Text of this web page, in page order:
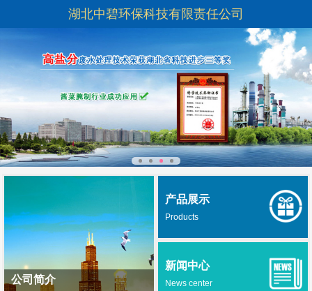
湖北中碧环保科技有限责任公司
公司简介
产品展示
Products
新闻中心
News center